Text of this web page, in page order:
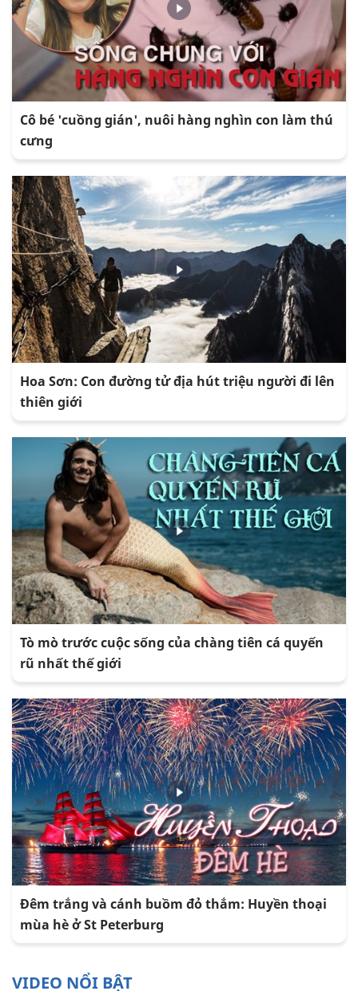
Cô bé 'cuồng gián', nuôi hàng nghìn con làm thú
cưng
Hoa Sơn: Con đường tử địa hút triệu người đi lên
thiên giới
Tò mò trước cuộc sống của chàng tiên cá quyến
rũ nhất thế giới
Đêm trắng và cánh buồm đỏ thắm: Huyền thoại
mùa hè ở St Peterburg
VIDEO NỔI BẬT